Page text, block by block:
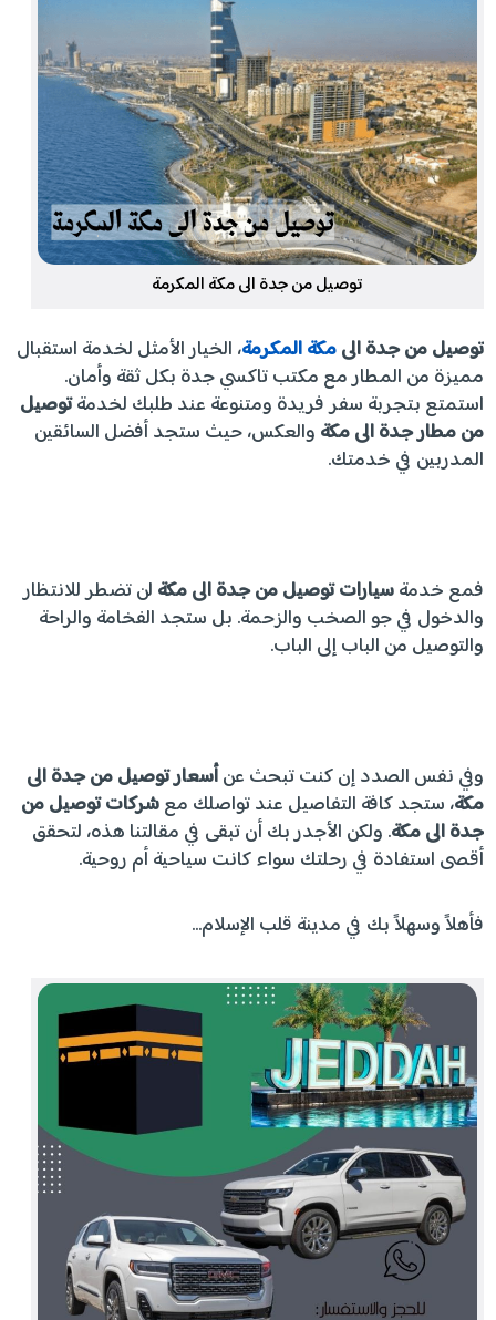
توصيل من جدة الى مكة المكرمة
توصيل من جدة الىمكة المكرمة، الخيار الأمثل لخدمة استقبال
مميزة من المطار مع مكتب تاكسي جدة بكل ثقة وأمان.
استمتع بتجربة سفر فريدة ومتنوعة عند طلبك لخدمةتوصيل
من مطار جدة الى مكة والعكس، حيث ستجد أفضل السائقين
المدربين في خدمتك.
فمع خدمةسيارات توصيل من جدة الى مكة لن تضطر للانتظار
والدخول في جو الصخب والزحمة. بل ستجد الفخامة والراحة
والتوصيل من الباب إلى الباب.
وفي نفس الصدد إن كنت تبحث عنأسعار توصيل من جدة الى
مكة، ستجد كافة التفاصيل عند تواصلك معشركات توصيل من
جدة الى مكة. ولكن الأجدر بك أن تبقى في مقالتنا هذه، لتحقق
أقصى استفادة في رحلتك سواء كانت سياحية أم روحية.
فأهلاً وسهلاً بك في مدينة قلب الإسلام…